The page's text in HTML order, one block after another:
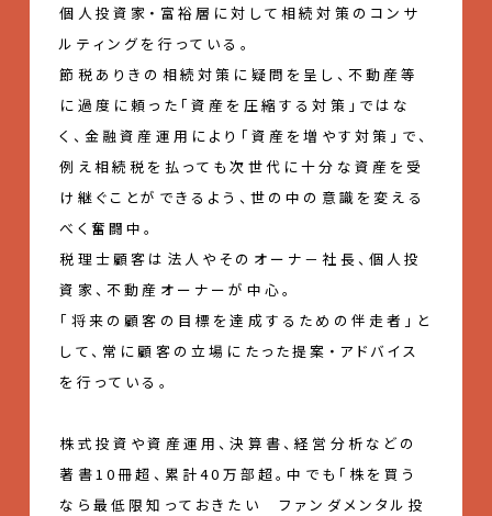
個人投資家・富裕層に対して相続対策のコンサ
ルティングを行っている。
節税ありきの相続対策に疑問を呈し、不動産等
に過度に頼った「資産を圧縮する対策」ではな
く、金融資産運用により「資産を増やす対策」で、
例え相続税を払っても次世代に十分な資産を受
け継ぐことができるよう、世の中の意識を変える
べく奮闘中。
税理士顧客は法人やそのオーナ－社長、個人投
資家、不動産オーナーが中心。
「将来の顧客の目標を達成するための伴走者」と
して、常に顧客の立場にたった提案・アドバイス
を行っている。
株式投資や資産運用、決算書、経営分析などの
著書10冊超、累計40万部超。中でも「株を買う
なら最低限知っておきたい ファンダメンタル投